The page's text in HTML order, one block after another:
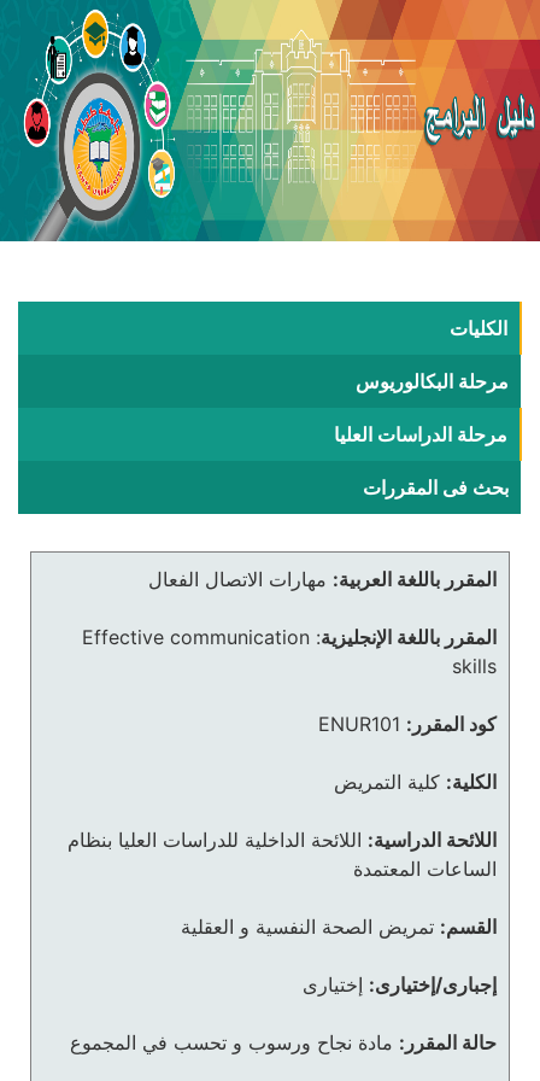
الكليات
مرحلة البكالوريوس
مرحلة الدراسات العليا
بحث فى المقررات
المقرر باللغة العربية: مهارات الاتصال الفعال
المقرر باللغة الإنجليزية:
Effective communication
skills
كود المقرر: ENUR101
الكلية: كلية التمريض
اللائحة الدراسية: اللائحة الداخلية للدراسات العليا بنظام
الساعات المعتمدة
القسم: تمريض الصحة النفسية و العقلية
إجبارى/إختيارى: إختيارى
حالة المقرر: مادة نجاح ورسوب و تحسب في المجموع